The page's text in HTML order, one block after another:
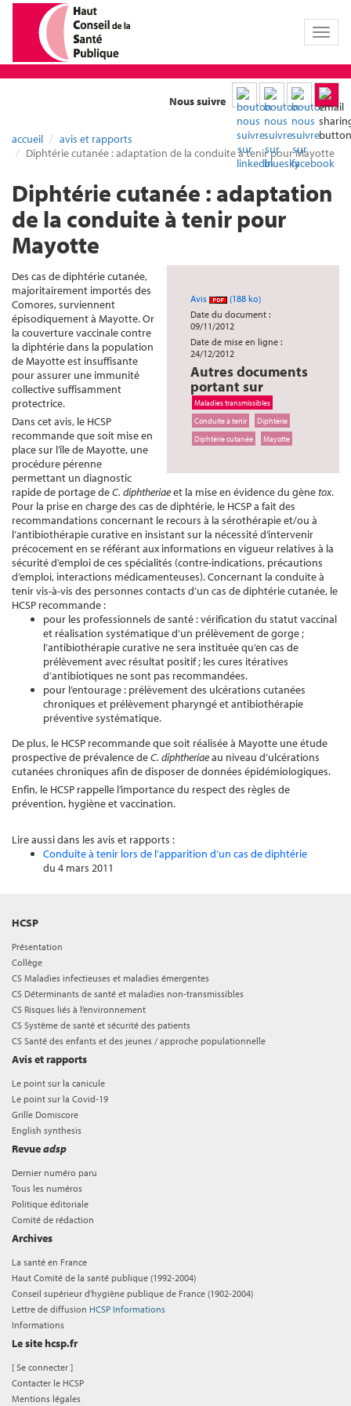
Toggle
Nous suivre
accueil
avis et rapports
Diphtérie cutanée : adaptation de la conduite à tenir pour Mayotte
Diphtérie cutanée : adaptation
de la conduite à tenir pour
Mayotte
Avis
(188 ko)
Date du document :
09/11/2012
Date de mise en ligne :
24/12/2012
Autres documents
portant sur
Maladies transmissibles
Conduite à tenir
Diphtérie
Diphtérie cutanée
Mayotte
Des cas de diphtérie cutanée,
majoritairement importés des
Comores, surviennent
épisodiquement à Mayotte. Or
la couverture vaccinale contre
la diphtérie dans la population
de Mayotte est insuffisante
pour assurer une immunité
collective suffisamment
protectrice.
Dans cet avis, le HCSP
recommande que soit mise en
place sur l’île de Mayotte, une
procédure pérenne
permettant un diagnostic
rapide de portage deC. diphtheriaeet la mise en évidence du gènetox.
Pour la prise en charge des cas de diphtérie, le HCSP a fait des
recommandations concernant le recours à la sérothérapie et/ou à
l’antibiothérapie curative en insistant sur la nécessité d’intervenir
précocement en se référant aux informations en vigueur relatives à la
sécurité d’emploi de ces spécialités (contre-indications, précautions
d’emploi, interactions médicamenteuses). Concernant la conduite à
tenir vis-à-vis des personnes contacts d’un cas de diphtérie cutanée, le
HCSP recommande :
pour les professionnels de santé : vérification du statut vaccinal
et réalisation systématique d’un prélèvement de gorge ;
l’antibiothérapie curative ne sera instituée qu’en cas de
prélèvement avec résultat positif ; les cures itératives
d’antibiotiques ne sont pas recommandées.
pour l’entourage : prélèvement des ulcérations cutanées
chroniques et prélèvement pharyngé et antibiothérapie
préventive systématique.
De plus, le HCSP recommande que soit réalisée à Mayotte une étude
prospective de prévalence deC. diphtheriaeau niveau d’ulcérations
cutanées chroniques afin de disposer de données épidémiologiques.
Enfin, le HCSP rappelle l’importance du respect des règles de
prévention, hygiène et vaccination.
Lire aussi dans les avis et rapports :
Conduite à tenir lors de l’apparition d’un cas de diphtérie
du 4 mars 2011
HCSP
Présentation
Collège
CS Maladies infectieuses et maladies émergentes
CS Déterminants de santé et maladies non-transmissibles
CS Risques liés à l’environnement
CS Système de santé et sécurité des patients
CS Santé des enfants et des jeunes / approche populationnelle
Avis et rapports
Le point sur la canicule
Le point sur la Covid-19
Grille Domiscore
English synthesis
Revueadsp
Dernier numéro paru
Tous les numéros
Politique éditoriale
Comité de rédaction
Archives
La santé en France
Haut Comité de la santé publique (1992-2004)
Conseil supérieur d'hygiène publique de France (1902-2004)
Lettre de diffusion HCSP Informations
Informations
Le site hcsp.fr
[Se connecter ]
Contacter le HCSP
Mentions légales